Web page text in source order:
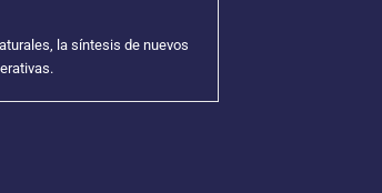
la síntesis de nuevos